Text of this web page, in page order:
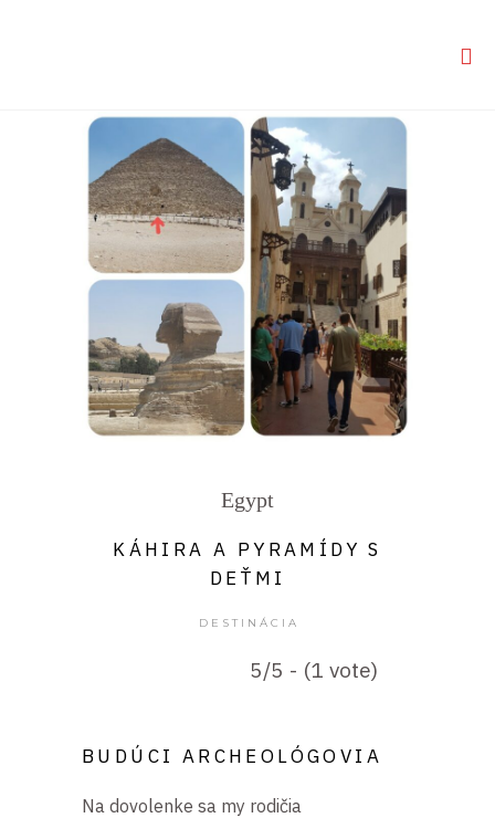
Egypt
KÁHIRA A PYRAMÍDY S
DEŤMI
DESTINÁCIA
5/5 - (1 vote)
BUDÚCI ARCHEOLÓGOVIA
Na dovolenke sa my rodičia